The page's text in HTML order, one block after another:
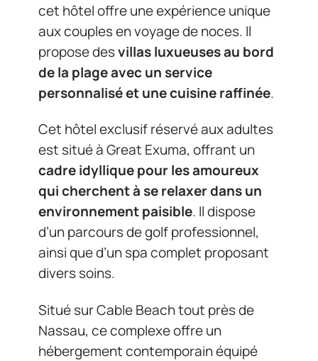
cet hôtel offre une expérience unique
aux couples en voyage de noces. Il
propose desvillas luxueuses au bord
de la plage avec un service
personnalisé et une cuisine raffinée.
Cet hôtel exclusif réservé aux adultes
est situé à Great Exuma, offrant un
cadre idyllique pour les amoureux
qui cherchent à se relaxer dans un
environnement paisible. Il dispose
d’un parcours de golf professionnel,
ainsi que d’un spa complet proposant
divers soins.
Situé sur Cable Beach tout près de
Nassau, ce complexe offre un
hébergement contemporain équipé